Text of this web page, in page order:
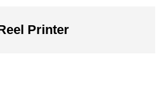
Printer